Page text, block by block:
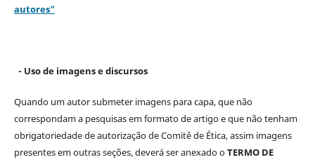
autores"
- Uso de imagens e discursos
Quando um autor submeter imagens para capa, que não
correspondam a pesquisas em formato de artigo e que não tenham
obrigatoriedade de autorização de Comitê de Ética, assim imagens
presentes em outras seções, deverá ser anexado oTERMO DE